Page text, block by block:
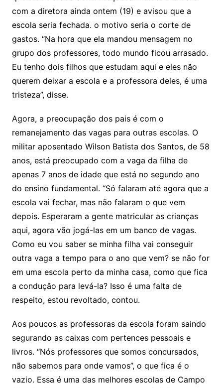
com a diretora ainda ontem (19) e avisou que a
escola seria fechada. o motivo seria o corte de
gastos. “Na hora que ela mandou mensagem no
grupo dos professores, todo mundo ficou arrasado.
Eu tenho dois filhos que estudam aqui e eles não
querem deixar a escola e a professora deles, é uma
tristeza”, disse.
Agora, a preocupação dos pais é com o
remanejamento das vagas para outras escolas. O
militar aposentado Wilson Batista dos Santos, de 58
anos, está preocupado com a vaga da filha de
apenas 7 anos de idade que está no segundo ano
do ensino fundamental. “Só falaram até agora que a
escola vai fechar, mas não falaram o que vem
depois. Esperaram a gente matricular as crianças
aqui, agora vão jogá-las em um banco de vagas.
Como eu vou saber se minha filha vai conseguir
outra vaga a tempo para o ano que vem? se não for
em uma escola perto da minha casa, como que fica
a condução para levá-la? Isso é uma falta de
respeito, estou revoltado, contou.
Aos poucos as professoras da escola foram saindo
segurando as caixas com pertences pessoais e
livros. “Nós professores que somos concursados,
não sabemos para onde vamos”, o que fica é o
vazio. Essa é uma das melhores escolas de Campo